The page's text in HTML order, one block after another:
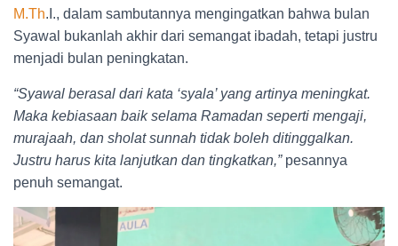
M.Th.I., dalam sambutannya mengingatkan bahwa bulan
Syawal bukanlah akhir dari semangat ibadah, tetapi justru
menjadi bulan peningkatan.
“Syawal berasal dari kata ‘syala’ yang artinya meningkat.
Maka kebiasaan baik selama Ramadan seperti mengaji,
murajaah, dan sholat sunnah tidak boleh ditinggalkan.
Justru harus kita lanjutkan dan tingkatkan,”pesannya
penuh semangat.